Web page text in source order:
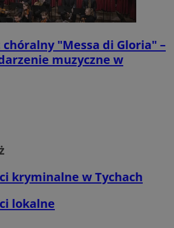
"Messa di Gloria" –
muzyczne w
kryminalne w Tychach
lokalne